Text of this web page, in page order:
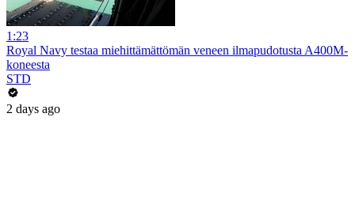
1:23
Royal Navy testaa miehittämättömän veneen ilmapudotusta A400M-
koneesta
STD
2 days ago